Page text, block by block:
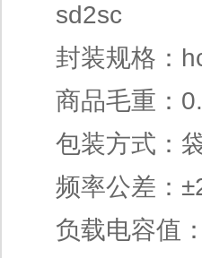
sd2sc
封装规格：
商品毛重：
包装方式：
频率公差：
负载电容值